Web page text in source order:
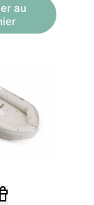
au